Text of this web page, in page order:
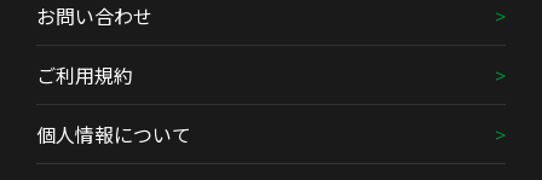
お問い合わせ
ご利用規約
個人情報について